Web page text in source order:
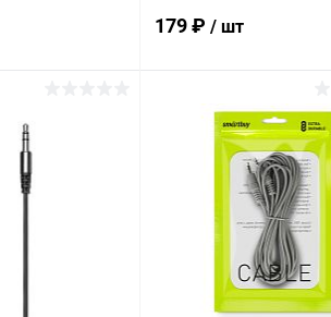
179 ₽ / шт
В корзину
Купить в 1 клик
В избранное